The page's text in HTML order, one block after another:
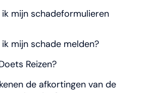
ik mijn schadeformulieren
mijn schade melden?
Reizen?
de afkortingen van de